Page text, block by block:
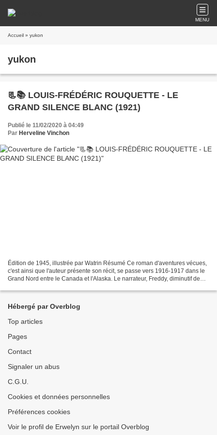
MENU
Accueil » yukon
yukon
📃📚 LOUIS-FRÉDÉRIC ROUQUETTE - LE
GRAND SILENCE BLANC (1921)
Publié le 11/02/2020 à 04:49
Par Herveline Vinchon
Édition de 1945, illustrée par Watrin Résumé Ce roman d'aventures vécues,
c'est ainsi que l'auteur présente son récit, se passe vers 1916-1917 dans le
Grand Nord entre le Canada et l'Alaska. Le narrateur, Freddy, diminutif de
Hébergé par Overblog
Top articles
Pages
Contact
Signaler un abus
C.G.U.
Cookies et données personnelles
Préférences cookies
Voir le profil de Erwelyn sur le portail Overblog